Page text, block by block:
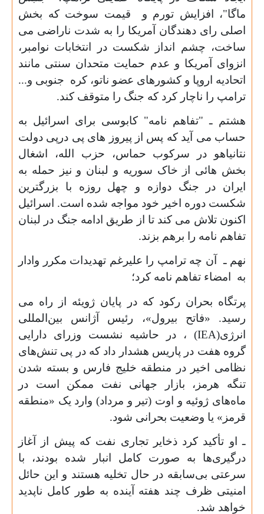
ماگا"، افزایش تورم و قیمت سوخت که بخش
اصلی رای دهندگان آمریکا را به شدت ناراضی می
ساخت، چشم انداز شکست در انتخابات نوامبر،
انزوای آمریکا و عدم حمایت متحدان سنتی مانند
اتحادیه اروپا و کشورهای عضو ناتو، کره جنوبی و...
ترامپ را ناچار کرد که جنگ را متوقف کند.
هشتم ـ "تفاهم نامه" کابوسی برای اسرائیل به
حساب می آید که پس از پیروز های پی درپی دولت
نتانیاهو در سرکوب حماس، حزب الله، اشغال
بخش هائی از خاک سوریه و لبنان و نیز حمله به
ایران در جنگ دوازه و چهل روزه با بزرگترین
شکست دوره اخیر خود مواجه شده است. اسرائیل
اکنون تلاش می کند تا از طریق ادامه جنگ در لبنان
تفاهم نامه را برهم بزند.
نهم ـ آن چه ترامپ را علیرغم تهدیدات مکرر وادار
به امضاء تفاهم نامه کرد؛
پرتگاه بحران رکود که در پایان ژویئه از راه می
رسید. «فاتح بیرول»، رئیس آژانس بین‌المللی
انرژی(IEA) ، در حاشیه نشست وزرای دارایی
گروه هفت در پاریس هشدار داد که در پی تنش‌های
نظامی اخیر در منطقه خلیج فارس و بسته شدن
تنگه هرمز، بازار جهانی نفت ممکن است در
ماه‌های ژوئیه و اوت (تیر و مرداد) وارد یک «منطقه
قرمز» یا وضعیت بحرانی شود.
ـ او تأکید کرد ذخایر تجاری نفت که پیش از آغاز
درگیری‌ها به صورت کامل انبار شده بودند، با
سرعتی بی‌سابقه در حال تخلیه هستند و این حائل
امنیتی ظرف چند هفته آینده به طور کامل ناپدید
خواهد شد.